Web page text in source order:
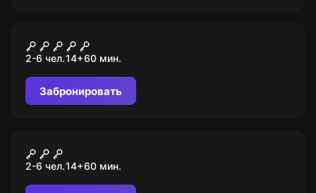
Гарри и тайная комната
2-6 чел.14+60 мин.
Забронировать
Сокровища пиратов
2-6 чел.14+60 мин.